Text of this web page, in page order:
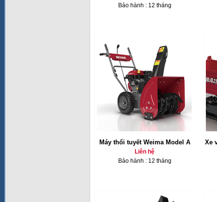
Bảo hành : 12 tháng
Máy thổi tuyết Weima Model A
Liên hệ
Bảo hành : 12 tháng
Xe